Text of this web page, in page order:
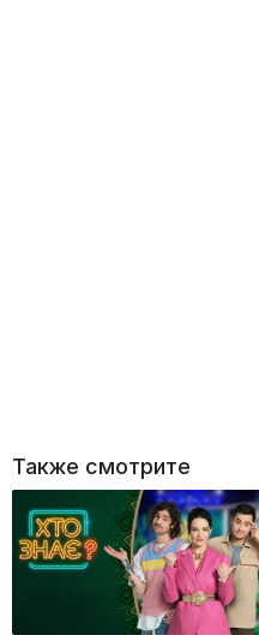
Также смотрите